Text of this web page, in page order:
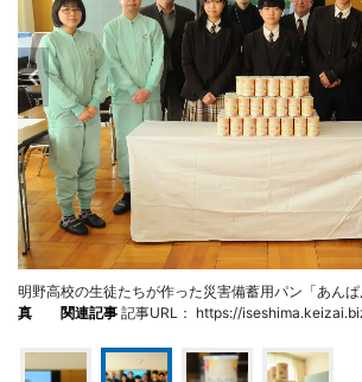
明野高校の生徒たちが作った災害備蓄用パン「あん
真
関連記事 記事URL： https://